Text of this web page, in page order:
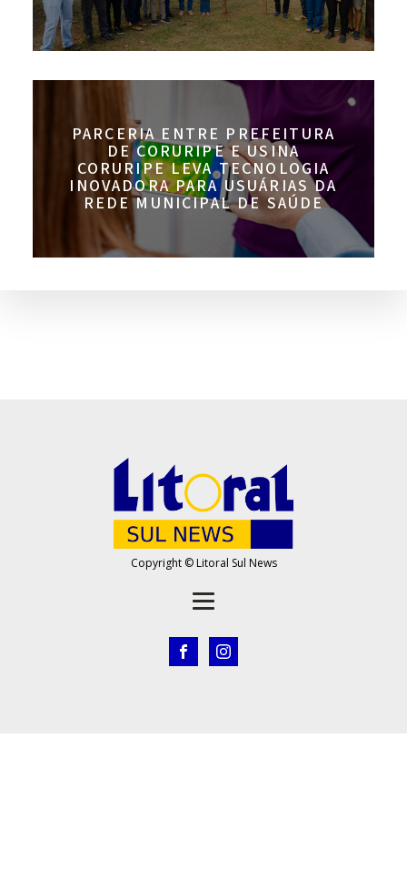
PARCERIA ENTRE PREFEITURA
DE CORURIPE E USINA
CORURIPE LEVA TECNOLOGIA
INOVADORA PARA USUÁRIAS DA
REDE MUNICIPAL DE SAÚDE
Copyright © Litoral Sul News